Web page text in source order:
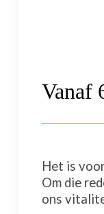
Vanaf
Het is
Om die
ons